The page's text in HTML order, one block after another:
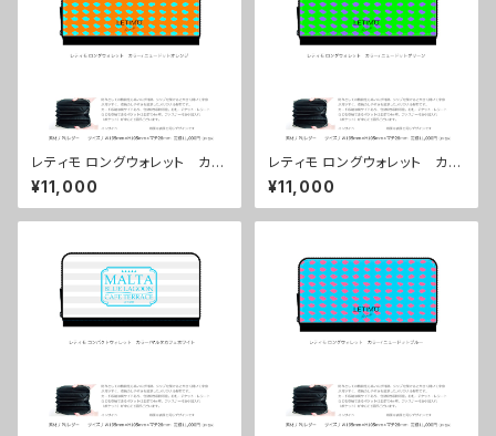
レティモ ロングウォレット カラ
ー/ ニュードットオレンジ ■配
送まで３週間
¥11,000
レティモ ロングウォレット カラ
ー/ ニュードットグリーン ■配
送まで３週間
¥11,000